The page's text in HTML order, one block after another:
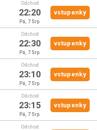
Odchod
22:20
Pá, 7 Srp.
vstupenky
Odchod
22:30
Pá, 7 Srp.
vstupenky
Odchod
23:10
Pá, 7 Srp.
vstupenky
Odchod
23:15
Pá, 7 Srp.
vstupenky
Odchod